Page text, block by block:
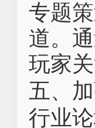
专题
道。
玩家
五、
行业